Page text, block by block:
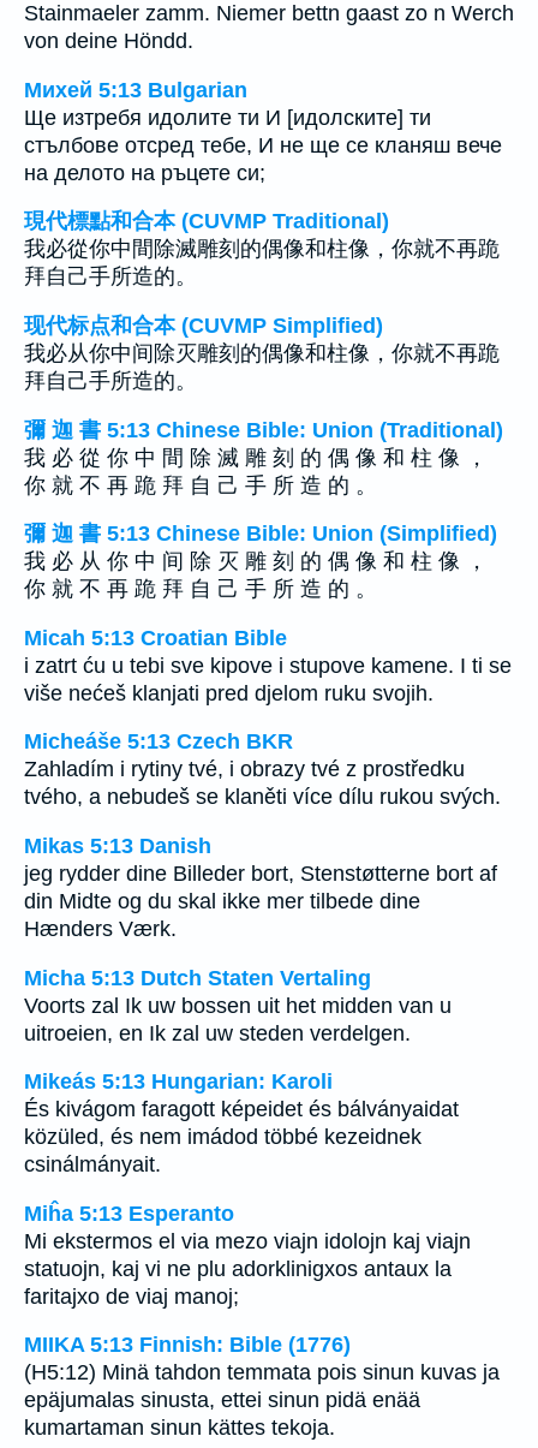
Stainmaeler zamm. Niemer bettn gaast zo n Werch
von deine Höndd.
Михей 5:13 Bulgarian
Ще изтребя идолите ти И [идолските] ти
стълбове отсред тебе, И не ще се кланяш вече
на делото на ръцете си;
現代標點和合本 (CUVMP Traditional)
我必從你中間除滅雕刻的偶像和柱像，你就不再跪
拜自己手所造的。
现代标点和合本 (CUVMP Simplified)
我必从你中间除灭雕刻的偶像和柱像，你就不再跪
拜自己手所造的。
彌 迦 書 5:13 Chinese Bible: Union (Traditional)
我 必 從 你 中 間 除 滅 雕 刻 的 偶 像 和 柱 像 ，
你 就 不 再 跪 拜 自 己 手 所 造 的 。
彌 迦 書 5:13 Chinese Bible: Union (Simplified)
我 必 从 你 中 间 除 灭 雕 刻 的 偶 像 和 柱 像 ，
你 就 不 再 跪 拜 自 己 手 所 造 的 。
Micah 5:13 Croatian Bible
i zatrt ću u tebi sve kipove i stupove kamene. I ti se
više nećeš klanjati pred djelom ruku svojih.
Micheáše 5:13 Czech BKR
Zahladím i rytiny tvé, i obrazy tvé z prostředku
tvého, a nebudeš se klaněti více dílu rukou svých.
Mikas 5:13 Danish
jeg rydder dine Billeder bort, Stenstøtterne bort af
din Midte og du skal ikke mer tilbede dine
Hænders Værk.
Micha 5:13 Dutch Staten Vertaling
Voorts zal Ik uw bossen uit het midden van u
uitroeien, en Ik zal uw steden verdelgen.
Mikeás 5:13 Hungarian: Karoli
És kivágom faragott képeidet és bálványaidat
közüled, és nem imádod többé kezeidnek
csinálmányait.
Miĥa 5:13 Esperanto
Mi ekstermos el via mezo viajn idolojn kaj viajn
statuojn, kaj vi ne plu adorklinigxos antaux la
faritajxo de viaj manoj;
MIIKA 5:13 Finnish: Bible (1776)
(H5:12) Minä tahdon temmata pois sinun kuvas ja
epäjumalas sinusta, ettei sinun pidä enää
kumartaman sinun kättes tekoja.